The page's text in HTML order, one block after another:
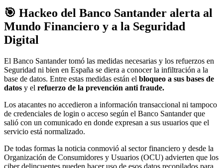
🎯 Hackeo del Banco Santander alerta al
Mundo Financiero y a la Seguridad
Digital
El Banco Santander tomó las medidas necesarias y los refuerzos en
Seguridad ni bien en España se diera a conocer la infiltración a la
base de datos. Entre estas medidas están el bloqueo a sus bases de
datos y el refuerzo de la prevención anti fraude.
Los atacantes no accedieron a información transaccional ni tampoco
de credenciales de login o acceso según el Banco Santander que
salió con un comunicado en donde expresan a sus usuarios que el
servicio está normalizado.
De todas formas la noticia conmovió al sector financiero y desde la
Organización de Consumidores y Usuarios (OCU) advierten que los
ciber delincuentes pueden hacer uso de esos datos recopilados para